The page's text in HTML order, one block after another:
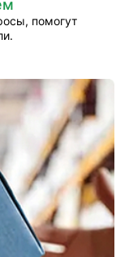
помогут